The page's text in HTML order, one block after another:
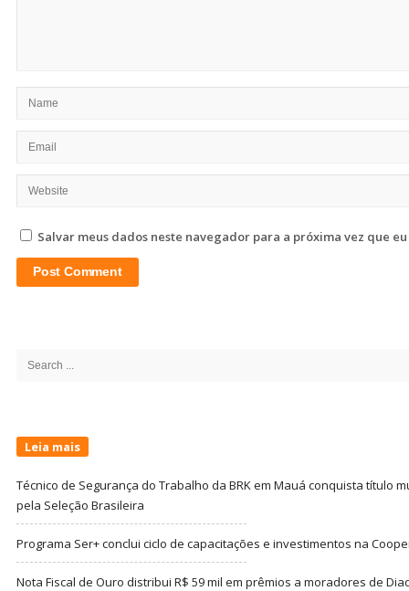
Salvar meus dados neste navegador para a próxima vez que
Search
Leia mais
Técnico de Segurança do Trabalho da BRK em Mauá conquista título
pela Seleção Brasileira
Programa Ser+ conclui ciclo de capacitações e investimentos na
Nota Fiscal de Ouro distribui R$ 59 mil em prêmios a moradores de